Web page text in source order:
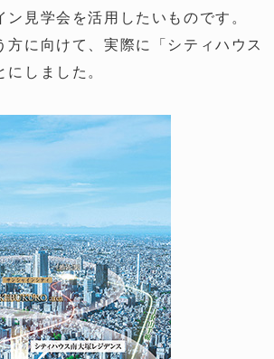
見学会を活用したいものです。
方に向けて、実際に「シティハウス
しました。